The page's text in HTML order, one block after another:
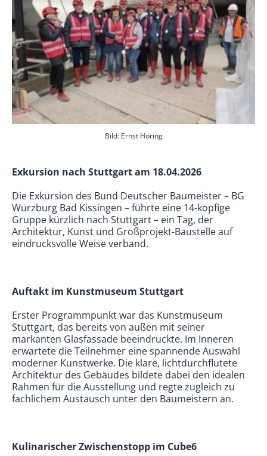
Bild: Ernst Höring
Exkursion nach Stuttgart am 18.04.2026
Die Exkursion des Bund Deutscher Baumeister – BG
Würzburg Bad Kissingen – führte eine 14-köpfige
Gruppe kürzlich nach Stuttgart – ein Tag, der
Architektur, Kunst und Großprojekt-Baustelle auf
eindrucksvolle Weise verband.
Auftakt im Kunstmuseum Stuttgart
Erster Programmpunkt war das Kunstmuseum
Stuttgart, das bereits von außen mit seiner
markanten Glasfassade beeindruckte. Im Inneren
erwartete die Teilnehmer eine spannende Auswahl
moderner Kunstwerke. Die klare, lichtdurchflutete
Architektur des Gebäudes bildete dabei den idealen
Rahmen für die Ausstellung und regte zugleich zu
fachlichem Austausch unter den Baumeistern an.
Kulinarischer Zwischenstopp im Cube6